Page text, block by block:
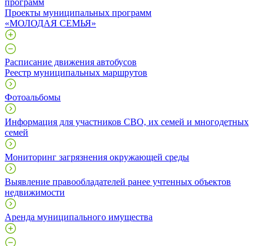
Проекты муниципальных программ
«МОЛОДАЯ СЕМЬЯ»
Расписание движения автобусов
Реестр муниципальных маршрутов
Фотоальбомы
Информация для участников СВО, их семей и многодетных
семей
Мониторинг загрязнения окружающей среды
Выявление правообладателей ранее учтенных объектов
недвижимости
Аренда муниципального имущества